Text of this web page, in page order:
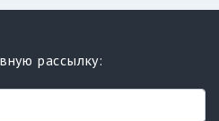
рассылку: